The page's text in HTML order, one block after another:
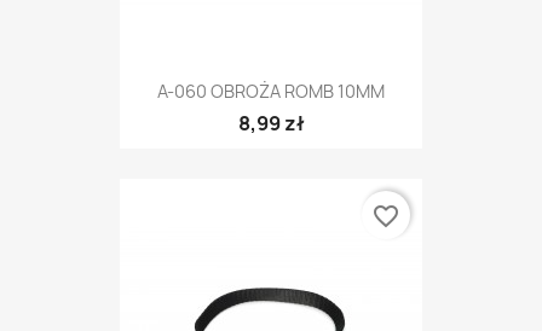
A-060 OBROŻA ROMB 10MM
8,99 zł
favorite_border